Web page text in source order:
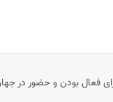
فعال بودن و حضور در